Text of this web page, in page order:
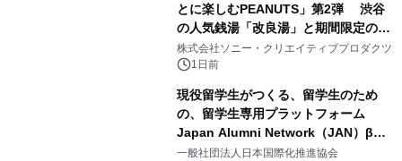
とに楽しむPEANUTS」第2弾 渋谷
の人気銭湯「改良湯」と期間限定のコ
ラボレーション サウナイキタイコラ
ボグッズも発売決定！
株式会社ソニー・クリエイティブプロダクツ
1日前
現役留学生がつくる、留学生のため
の、留学生専用プラットフォーム
Japan Alumni Network（JAN）β版
をリリース
一般社団法人日本国際化推進協会